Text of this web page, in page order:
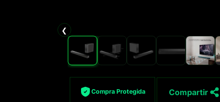
❮
Compra Protegida Compartir